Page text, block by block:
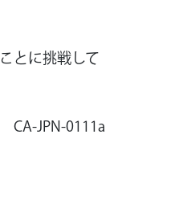
とに挑戦して
CA-JPN-0111a